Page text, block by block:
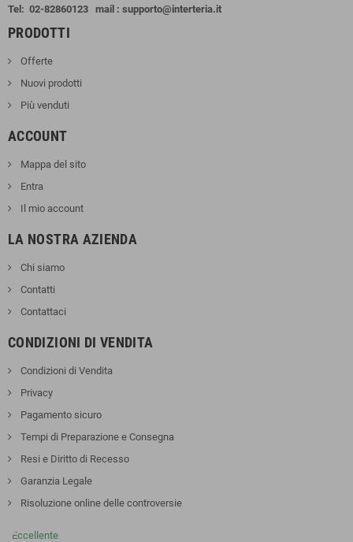
Tel: 02-82860123 mail : supporto@interteria.it
PRODOTTI
Offerte
Nuovi prodotti
Più venduti
ACCOUNT
Mappa del sito
Entra
Il mio account
LA NOSTRA AZIENDA
Chi siamo
Contatti
Contattaci
CONDIZIONI DI VENDITA
Condizioni di Vendita
Privacy
Pagamento sicuro
Tempi di Preparazione e Consegna
Resi e Diritto di Recesso
Garanzia Legale
Risoluzione online delle controversie
Eccellente